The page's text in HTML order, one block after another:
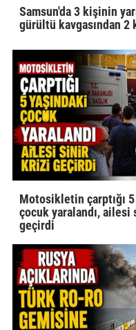
Samsun'da 3 kişinin
gürültü kavgasından 2
Motosikletin çarptığı 5
çocuk yaralandı,
geçirdi